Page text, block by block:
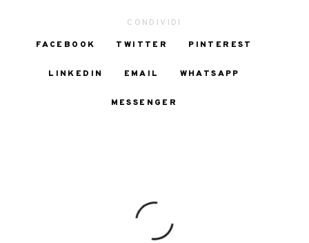
CONDIVIDI
FACEBOOK
TWITTER PINTEREST
LINKEDIN EMAIL WHATSAPP
MESSENGER